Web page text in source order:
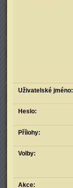
Uživatelské jméno:
Heslo:
Přílohy:
Volby:
Akce: